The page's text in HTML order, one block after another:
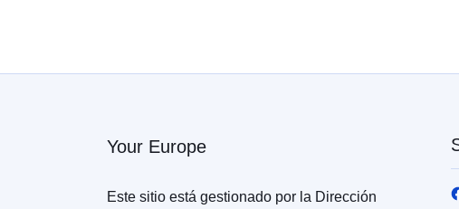
Your Europe
Este sitio está gestionado por la Dirección